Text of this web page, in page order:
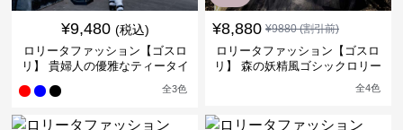
¥9,480 (税込)
ロリータファッション【ゴスロ
リ】 貴婦人の優雅なティータイ
全3色
¥8,880 ¥9880(割引前)
ロリータファッション【ゴスロ
リ】 森の妖精風ゴシックロリー
全4色